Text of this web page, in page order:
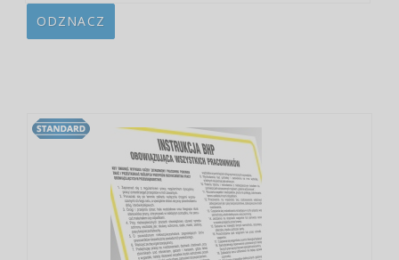
ODZNACZ